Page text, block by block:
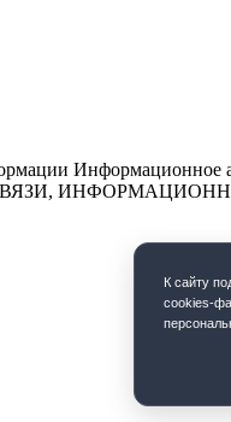
Информационное
СВЯЗИ,
К cайту
cookies-